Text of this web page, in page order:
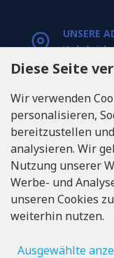
UNSERE
Varkaļu iela
Riga, Latvia,
RUFEN
Tel: +371
RITONE SIA
Diese Seite
Wir verwenden
personalisieren,
bereitzustellen
analysieren. Wir
Nutzung unserer
Werbe- und
unseren Cookies
weiterhin nutzen.
Ausgewählte